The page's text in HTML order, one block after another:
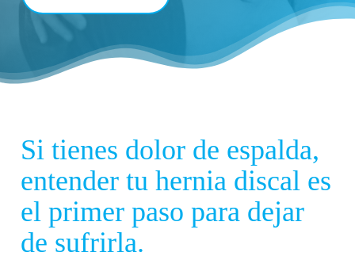
Si tienes dolor de espalda,
entender tu hernia discal es
el primer paso para dejar
de sufrirla.